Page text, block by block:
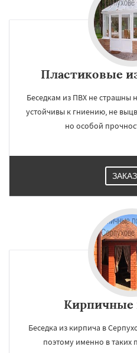
Пластиковые
Беседкам из ПВХ не страшны
устойчивы к гниению, не
но особой
Кирпичные
Беседка из кирпича в
поэтому именно в таких